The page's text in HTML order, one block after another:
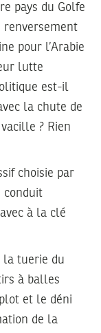
pays du Golfe
renversement
pour l’Arabie
lutte
est-il
la chute de
? Rien
choisie par
conduit
à la clé
la tuerie du
à balles
et le déni
de la